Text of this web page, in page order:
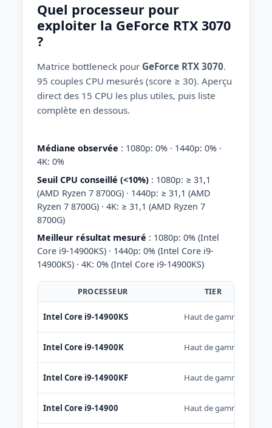
Quel processeur pour
exploiter la GeForce RTX 3070
?
Matrice bottleneck pour GeForce RTX 3070.
95 couples CPU mesurés (score ≥ 30). Aperçu
direct des 15 CPU les plus utiles, puis liste
complète en dessous.
Médiane observée : 1080p: 0% · 1440p: 0% ·
4K: 0%
Seuil CPU conseillé (<10%) : 1080p: ≥ 31,1
(AMD Ryzen 7 8700G) · 1440p: ≥ 31,1 (AMD
Ryzen 7 8700G) · 4K: ≥ 31,1 (AMD Ryzen 7
8700G)
Meilleur résultat mesuré : 1080p: 0% (Intel
Core i9-14900KS) · 1440p: 0% (Intel Core i9-
14900KS) · 4K: 0% (Intel Core i9-14900KS)
PROCESSEUR TIER
Intel Core i9-14900KS Haut de gamme
Intel Core i9-14900K Haut de gamme
Intel Core i9-14900KF Haut de gamme
Intel Core i9-14900 Haut de gamme